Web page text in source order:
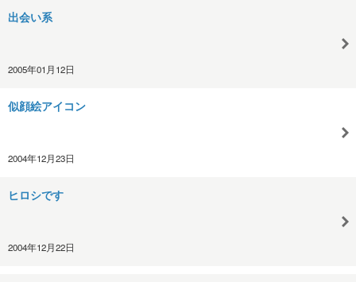
出会い系
2005年01月12日
似顔絵アイコン
2004年12月23日
ヒロシです
2004年12月22日